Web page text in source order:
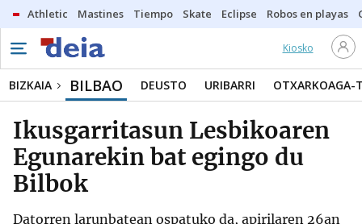
Athletic Mastines Tiempo Skate Eclipse Robos en playas
Kiosko
BIZKAIA BILBAO DEUSTO URIBARRI OTXARKOAGA-
Ikusgarritasun Lesbikoaren
Egunarekin bat egingo du
Bilbok
Datorren larunbatean ospatuko da, apirilaren 26an